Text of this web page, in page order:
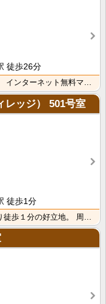
徒歩26分
敷金・礼金なし 公園至近で住環境良好！ インターネット無料マンション お引越し当日から使えます さ･･･
ッジ） 501号室
徒歩1分